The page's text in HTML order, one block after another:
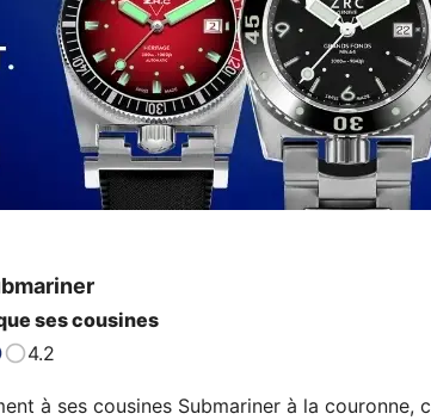
ses cousines
4.2
à ses cousines Submariner à la